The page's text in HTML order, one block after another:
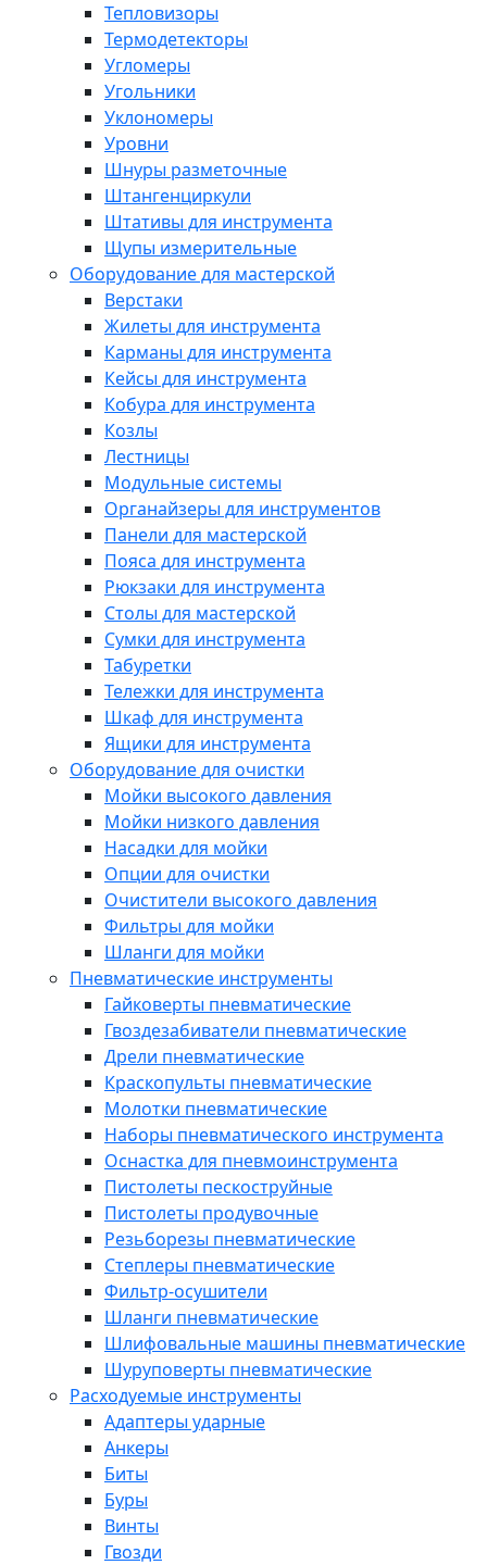
Тепловизоры
Термодетекторы
Угломеры
Угольники
Уклономеры
Уровни
Шнуры разметочные
Штангенциркули
Штативы для инструмента
Щупы измерительные
Оборудование для мастерской
Верстаки
Жилеты для инструмента
Карманы для инструмента
Кейсы для инструмента
Кобура для инструмента
Козлы
Лестницы
Модульные системы
Органайзеры для инструментов
Панели для мастерской
Пояса для инструмента
Рюкзаки для инструмента
Столы для мастерской
Сумки для инструмента
Табуретки
Тележки для инструмента
Шкаф для инструмента
Ящики для инструмента
Оборудование для очистки
Мойки высокого давления
Мойки низкого давления
Насадки для мойки
Опции для очистки
Очистители высокого давления
Фильтры для мойки
Шланги для мойки
Пневматические инструменты
Гайковерты пневматические
Гвоздезабиватели пневматические
Дрели пневматические
Краскопульты пневматические
Молотки пневматические
Наборы пневматического инструмента
Оснастка для пневмоинструмента
Пистолеты пескоструйные
Пистолеты продувочные
Резьборезы пневматические
Степлеры пневматические
Фильтр-осушители
Шланги пневматические
Шлифовальные машины пневматические
Шуруповерты пневматические
Расходуемые инструменты
Адаптеры ударные
Анкеры
Биты
Буры
Винты
Гвозди